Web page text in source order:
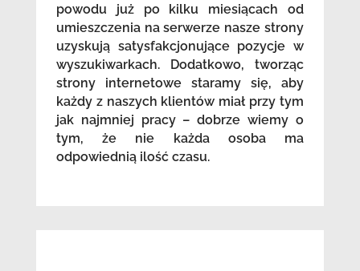
powodu już po kilku miesiącach od
umieszczenia na serwerze nasze strony
uzyskują satysfakcjonujące pozycje w
wyszukiwarkach. Dodatkowo, tworząc
strony internetowe staramy się, aby
każdy z naszych klientów miał przy tym
jak najmniej pracy – dobrze wiemy o
tym, że nie każda osoba ma
odpowiednią ilość czasu.